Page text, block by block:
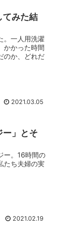
てみた結
。一人用洗濯
かかった時間
のか、どれだ
2021.03.05
ー」とそ
ー。16時間の
たち夫婦の実
2021.02.19